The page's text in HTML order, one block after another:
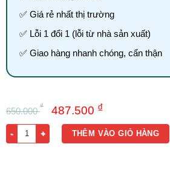
✅ Giá rẻ nhất thị trường
✅ Lỗi 1 đổi 1 (lỗi từ nhà sản xuất)
✅ Giao hàng nhanh chóng, cẩn thận
650.000
₫
Giá
gốc
là:
487.500 ₫
hiện
tại
Gối Oval Cao Su Thiên Nhiên Đồng
THÊM VÀO GIỎ HÀNG